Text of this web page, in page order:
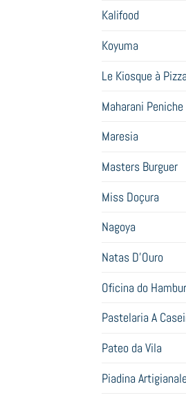
Kalifood
Koyuma
Le Kiosque à
Maharani Peniche
Maresia
Masters Burguer
Miss Doçura
Nagoya
Natas D'Ouro
Oficina do
Pastelaria A
Pateo da Vila
Piadina